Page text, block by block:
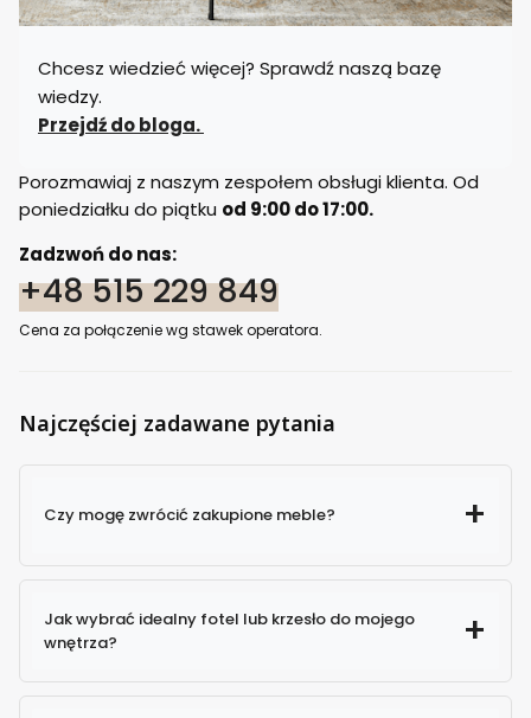
Chcesz wiedzieć więcej? Sprawdź naszą bazę
wiedzy.
Przejdź do bloga.
Porozmawiaj z naszym zespołem obsługi klienta. Od
poniedziałku do piątku od 9:00 do 17:00.
Zadzwoń do nas:
+48 515 229 849
Cena za połączenie wg stawek operatora.
Najczęściej zadawane pytania
Czy mogę zwrócić zakupione meble?
Jak wybrać idealny fotel lub krzesło do mojego
wnętrza?